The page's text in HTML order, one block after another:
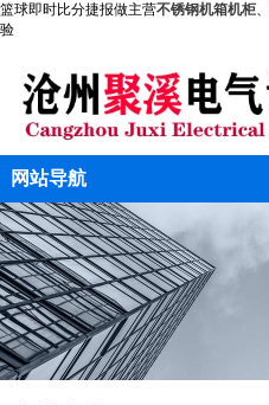
篮球即时比分捷报做主营不锈钢机箱机柜、
验
网站导航